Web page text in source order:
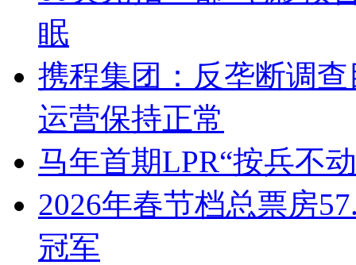
眠
携程集团：反垄断调
运营保持正常
马年首期LPR“按兵不
2026年春节档总票房
冠军